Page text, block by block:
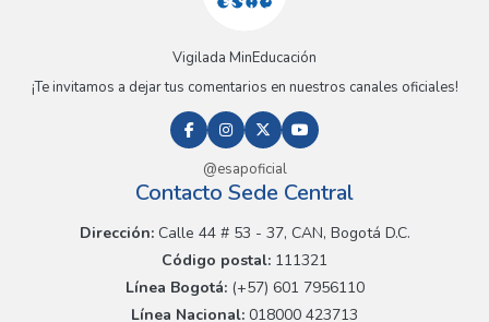
Vigilada MinEducación
¡Te invitamos a dejar tus comentarios en nuestros canales oficiales!
@esapoficial
Contacto Sede Central
Dirección:Calle 44 # 53 - 37, CAN, Bogotá D.C.
Código postal: 111321
Línea Bogotá:(+57) 601 7956110
Línea Nacional: 018000 423713